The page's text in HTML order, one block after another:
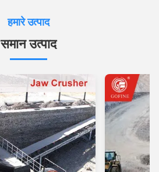
हमारे उत्पाद
समान उत्पाद